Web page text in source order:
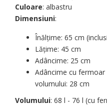
Culoare: albastru
Dimensiuni:
Înălțime: 65 cm
Lățime: 45 cm
Adâncime: 25 cm
Adâncime cu
volumului: 28 cm
Volumului: 68 l - 76 l (cu